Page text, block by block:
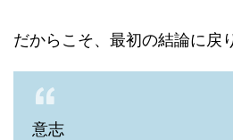
だからこそ、最初の結論に戻
意志